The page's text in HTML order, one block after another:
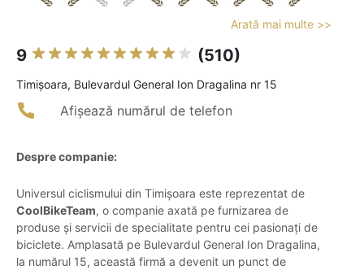
Arată mai multe >>
9 (510)
Timişoara, Bulevardul General Ion Dragalina nr 15
Afișează numărul de telefon
Despre companie:
Universul ciclismului din Timișoara este reprezentat de
CoolBikeTeam, o companie axată pe furnizarea de
produse și servicii de specialitate pentru cei pasionați de
biciclete. Amplasată pe Bulevardul General Ion Dragalina,
la numărul 15, această firmă a devenit un punct de